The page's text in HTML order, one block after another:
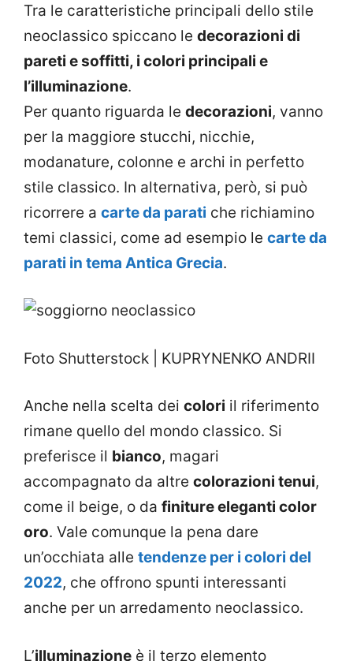
Tra le caratteristiche principali dello stile
neoclassico spiccano le decorazioni di
pareti e soffitti, i colori principali e
l’illuminazione.
Per quanto riguarda le decorazioni, vanno
per la maggiore stucchi, nicchie,
modanature, colonne e archi in perfetto
stile classico. In alternativa, però, si può
ricorrere a carte da parati che richiamino
temi classici, come ad esempio le carte da
parati in tema Antica Grecia.
Foto Shutterstock | KUPRYNENKO ANDRII
Anche nella scelta dei colori il riferimento
rimane quello del mondo classico. Si
preferisce il bianco, magari
accompagnato da altre colorazioni tenui,
come il beige, o da finiture eleganti color
oro. Vale comunque la pena dare
un’occhiata alle tendenze per i colori del
2022, che offrono spunti interessanti
anche per un arredamento neoclassico.
L’illuminazione è il terzo elemento